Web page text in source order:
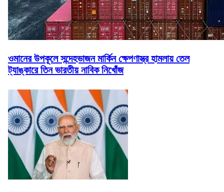
ওমানের উপকূলে সন্দেহভাজন মার্কিন ক্ষেপণাস্ত্র হামলায় তেল
ট্যাঙ্কারে তিন ভারতীয় নাবিক নিখোঁজ